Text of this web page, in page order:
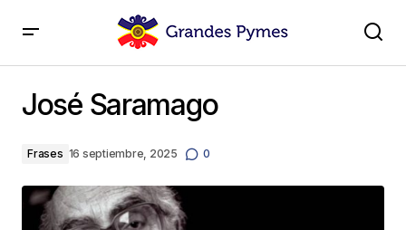
José Saramago
Frases 16 septiembre, 2025 0